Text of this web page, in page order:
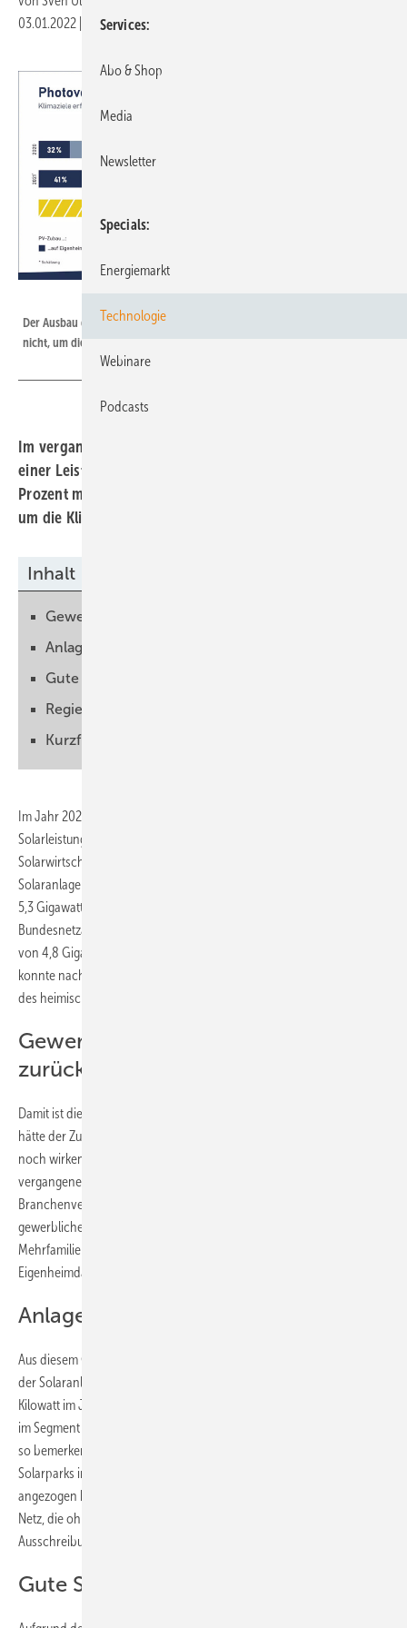
03.01.2022
Druckvorschau
Der Ausbau der Photovoltaik hat zwar zugelegt. Das reicht aber noch
nicht, um die Klimaschutzziele zu erreichen.
Im vergangenen Jahr wurden Photovoltaikanlagen mit
einer Leistung von 5,3 Gigawatt errichtet. Das sind zehn
Prozent mehr als im Vorjahr. Doch reicht dies nicht aus,
um die Klimaschutzziele zu erreichen.
Inhalt
Gewerbebetriebe bei Investition zurückhaltend
Anlagen werden kleiner
Gute Stimmung in der Solarbranche
Regierung muss schnell handeln
Kurzfristige Erfolge sind möglich
Im Jahr 2021 sind im Vergleich zu 2020 zehn Prozent mehr
Solarleistung ans Netz gegangen. Das teilt der Bundesverband
Solarwirtschaft (BSW Solar) mit. So wurden insgesamt etwa 240.000
Solaranlagen neu gebaut. Diese erreichen eine Gesamtleistung von
5,3 Gigawatt. Zum Vergleich: Ein Jahr zuvor registrierte die
Bundesnetzagentur 184.000 neue Solaranlagen mit einer Leistung
von 4,8 Gigawatt. Unter anderem aufgrund des gestiegenen Zubaus
konnte nach Angaben des BSW Solar die Photovoltaik zehn Prozent
des heimischen Stromverbrauchs abdecken.
Gewerbebetriebe bei Investition
zurückhaltend
Damit ist die Solarbranche weiterhin auf Wachstumskurs. Allerdings
hätte der Zubau noch höher ausfallen können – und müssen. Immer
noch wirken die Bremsen, die die unionsgeführten Regierungen der
vergangenen Jahre ins EEG geschrieben haben. Wie der
Branchenverband mitteilt, fehlt vor allem im wichtigen Segment der
gewerblichen Dachanlagen und der Anlagen auf
Mehrfamilienhäusern der Zubau. Dieser findet vor allem auf den
Eigenheimdächern in Deutschland statt.
Anlagen werden kleiner
Aus diesem Grund verringert sich auch die durchschnittliche Größe
der Solaranlagen. Diese sinkt von 26,1 Kilowatt im Jahr 2020 auf 22,1
Kilowatt im Jahr 2021. Damit wird deutlich, dass der Zubau vor allem
im Segment der Kleinanlagen stattgefunden hat. Die Zahlen sind um
so bemerkenswerter, da der BSW Solar mitteilt, dass auch der Bau von
Solarparks im vergangenen Jahr im Verglich zu 2020 deutlich
angezogen hat. Schließlich gingen viele große Freiflächenanlagen ans
Netz, die ohne Förderung auskommen und damit nicht von den
Ausschreibungen abhängig sind.
Gute Stimmung in der Solarbranche
Services
Abo & Shop
Media
Newsletter
Specials
Energiemarkt
Technologie
Webinare
Podcasts